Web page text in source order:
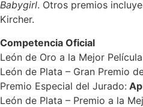
Babygirl. Otros premios
Kircher.
Competencia Oficial
León de Oro a la Mejor
León de Plata – Gran Premio
Premio Especial del Jurado:
León de Plata – Premio a la